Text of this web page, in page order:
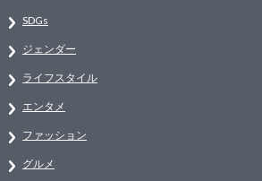
SDGs
ジェンダー
ライフスタイル
エンタメ
ファッション
グルメ